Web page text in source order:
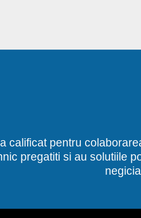
calificat pentru
pregatiti si au solutiile